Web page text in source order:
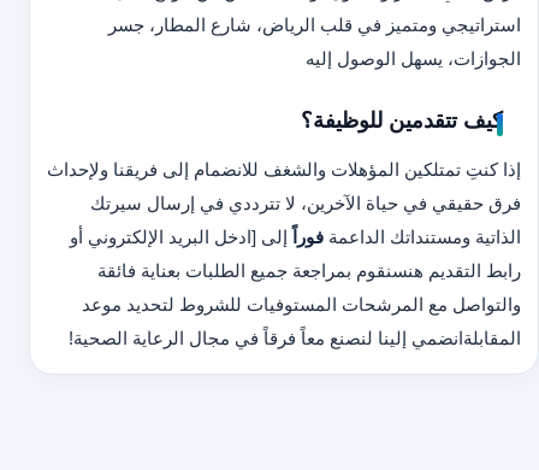
استراتيجي ومتميز في قلب الرياض، شارع المطار، جسر
الجوازات، يسهل الوصول إليه
كيف تتقدمين للوظيفة؟
إذا كنتِ تمتلكين المؤهلات والشغف للانضمام إلى فريقنا ولإحداث
فرق حقيقي في حياة الآخرين، لا تترددي في إرسال سيرتك
الذاتية ومستنداتك الداعمة فوراً
إلى [ادخل البريد الإلكتروني أو
رابط التقديم هنسنقوم بمراجعة جميع الطلبات بعناية فائقة
والتواصل مع المرشحات المستوفيات للشروط لتحديد موعد
المقابلةانضمي إلينا لنصنع معاً فرقاً في مجال الرعاية الصحية!